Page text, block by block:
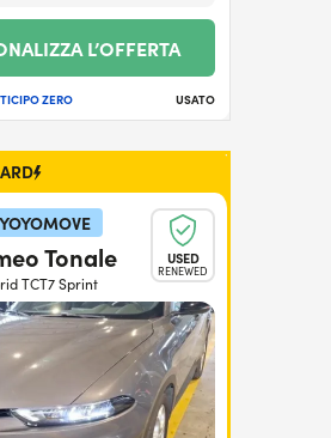
L’OFFERTA
ZERO USATO
USED
RENEWED
Tonale
TCT7 Sprint